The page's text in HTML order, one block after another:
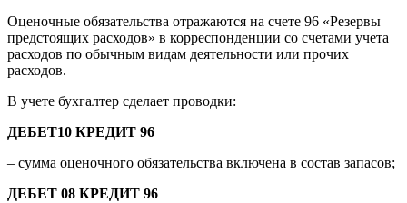
Оценочные обязательства отражаются на счете 96 «Резервы
предстоящих расходов» в корреспонденции со счетами учета
расходов по обычным видам деятельности или прочих
расходов.
В учете бухгалтер сделает проводки:
ДЕБЕТ10 КРЕДИТ 96
– сумма оценочного обязательства включена в состав запасов;
ДЕБЕТ 08 КРЕДИТ 96